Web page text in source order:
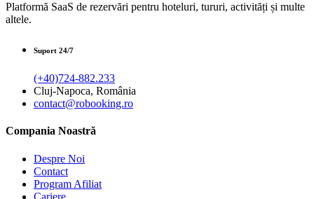
Platformă SaaS de rezervări pentru hoteluri, tururi, activități și multe
altele.
Suport 24/7
(+40)724-882.233
Cluj-Napoca, România
contact@robooking.ro
Compania Noastră
Despre Noi
Contact
Program Afiliat
Cariere